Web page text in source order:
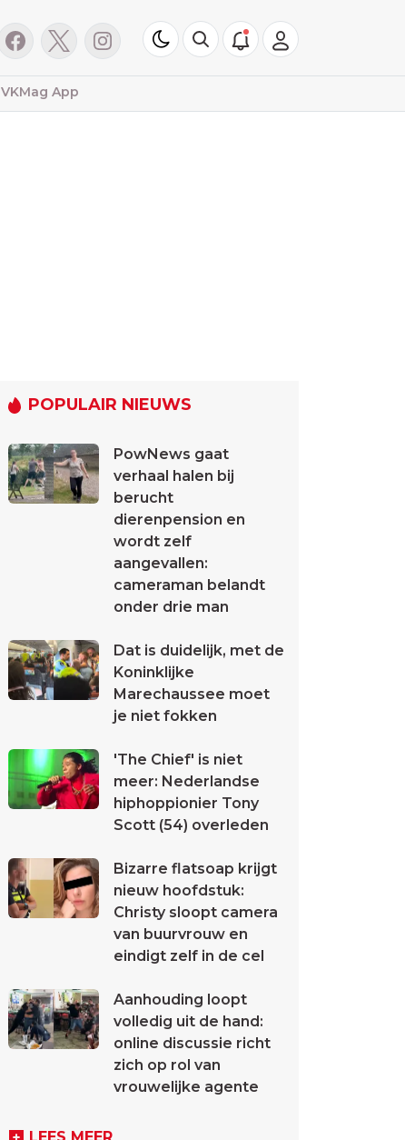
VKMag App
POPULAIR NIEUWS
PowNews gaat
verhaal halen bij
berucht
dierenpension en
wordt zelf
aangevallen:
cameraman belandt
onder drie man
Dat is duidelijk, met de
Koninklijke
Marechaussee moet
je niet fokken
'The Chief' is niet
meer: Nederlandse
hiphoppionier Tony
Scott (54) overleden
Bizarre flatsoap krijgt
nieuw hoofdstuk:
Christy sloopt camera
van buurvrouw en
eindigt zelf in de cel
Aanhouding loopt
volledig uit de hand:
online discussie richt
zich op rol van
vrouwelijke agente